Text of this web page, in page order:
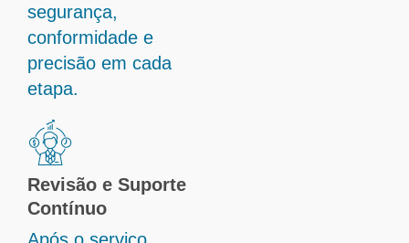
segurança,
conformidade e
precisão em cada
etapa.
Revisão e Suporte
Contínuo